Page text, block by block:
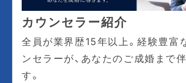
カウンセラー紹介
全員が業界歴15年以上。経験豊富
ンセラーが、あなたのご成婚まで
す。